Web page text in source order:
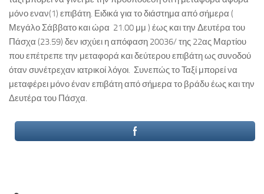
μόνο εναν(1) επιβάτη. Ειδικά για το διάστημα από σήμερα (
Μεγάλο Σάββατο και ώρα 21.00 μμ ) έως και την Δευτέρα του
Πάσχα (23.59) δεν ισχύει η απόφαση 20036/ της 22ας Μαρτίου
που επέτρεπε την μεταφορά και δεύτερου επιβάτη ως συνοδού
όταν συνέτρεχαν ιατρικοί λόγοι. Συνεπώς το Ταξί μπορεί να
μεταφέρει μόνο έναν επιβάτη από σήμερα το βράδυ έως και την
Δευτέρα του Πάσχα.